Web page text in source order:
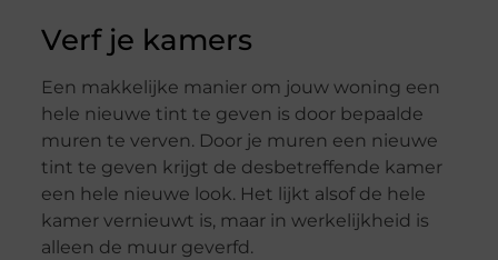
Verf je kamers
Een makkelijke manier om jouw woning een
hele nieuwe tint te geven is door bepaalde
muren te verven. Door je muren een nieuwe
tint te geven krijgt de desbetreffende kamer
een hele nieuwe look. Het lijkt alsof de hele
kamer vernieuwt is, maar in werkelijkheid is
alleen de muur geverfd.